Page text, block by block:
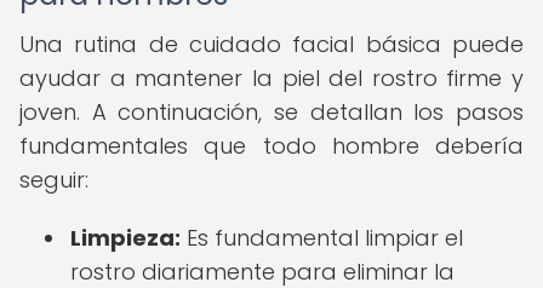
Una rutina de cuidado facial básica puede
ayudar a mantener la piel del rostro firme y
joven. A continuación, se detallan los pasos
fundamentales que todo hombre debería
seguir:
Limpieza: Es fundamental limpiar el
rostro diariamente para eliminar la